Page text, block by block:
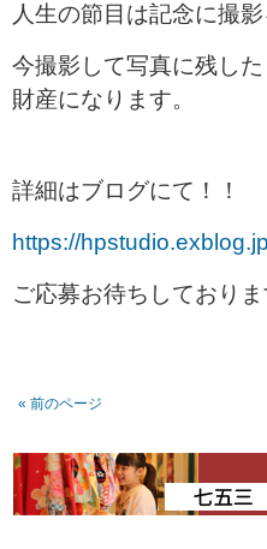
人生の節目は記念に撮
今撮影して写真に残し
財産になります。
詳細はブログにて！！
https://
ご応募お待ちしておりま
« 前のページ